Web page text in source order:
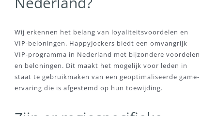
Wij erkennen het belang van loyaliteitsvoordelen en
VIP-beloningen. HappyJockers biedt een omvangrijk
VIP-programma in Nederland met bijzondere voordelen
en beloningen. Dit maakt het mogelijk voor leden in
staat te gebruikmaken van een geoptimaliseerde game-
ervaring die is afgestemd op hun toewijding.